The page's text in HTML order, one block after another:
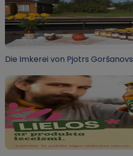
Die Imkerei von Pjotrs Goršanovs